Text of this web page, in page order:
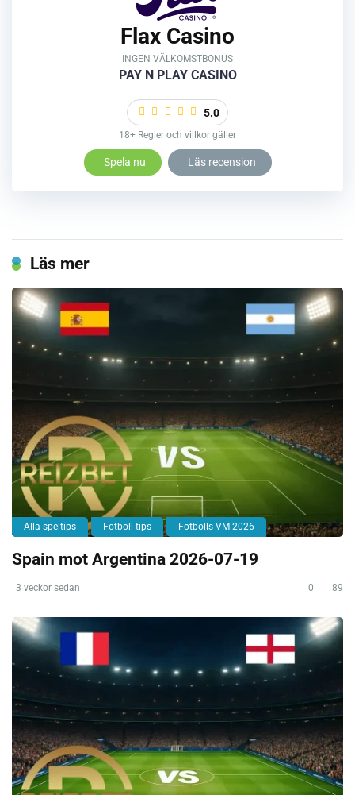
Flax Casino
INGEN VÄLKOMSTBONUS
PAY N PLAY CASINO
5.0
18+ Regler och villkor gäller
Spela nu Läs recension
Läs mer
Alla speltips Fotboll tips Fotbolls-VM 2026
Spain mot Argentina 2026-07-19
3 veckor sedan 0 89